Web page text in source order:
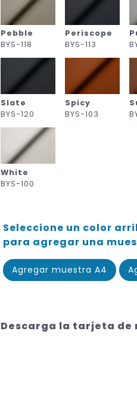
Pebble
BYS-118
Periscope
BYS-113
Slate
BYS-120
Spicy
BYS-103
White
BYS-100
Seleccione un color
para agregar una
Agregar muestra A4
Descarga la tarjeta de